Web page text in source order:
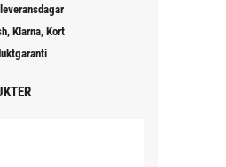
Klarna, Kort